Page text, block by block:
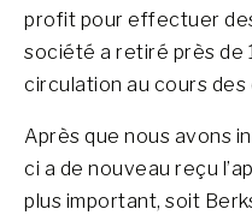
profit pour effectuer
société a retiré près de
circulation au cours
Après que nous avons
ci a de nouveau reçu
plus important, soit